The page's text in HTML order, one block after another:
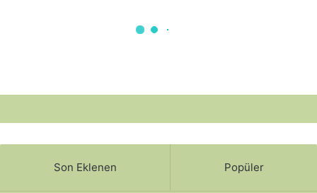
Son Eklenen Popüler